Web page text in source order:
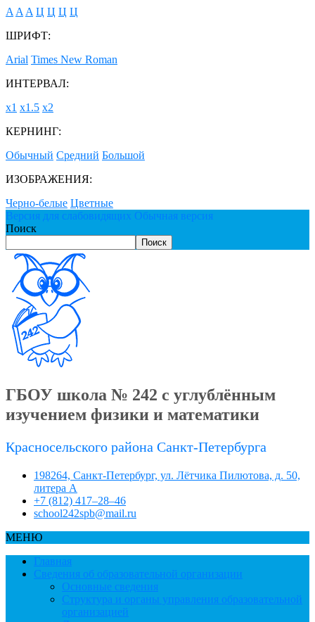
A A A Ц Ц Ц Ц
ШРИФТ:
Arial Times New Roman
ИНТЕРВАЛ:
х1 х1.5 х2
КЕРНИНГ:
Обычный Средний Большой
ИЗОБРАЖЕНИЯ:
Черно-белые Цветные
Версия для слабовидящих Обычная версия
Поиск
Поиск
ГБОУ школа № 242 с углублённым
изучением физики и математики
Красносельского района Санкт-Петербурга
198264, Санкт-Петербург, ул. Лётчика Пилютова, д. 50,
литера А
+7 (812) 417–28–46
school242spb@mail.ru
МЕНЮ
Главная
Сведения об образовательной организации
Основные сведения
Структура и органы управления образовательной
организацией